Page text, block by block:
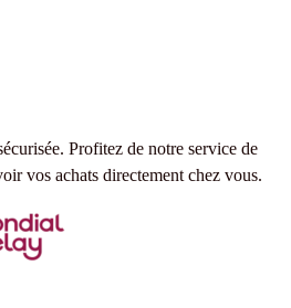
Profitez de notre service de
vos achats directement chez vous.